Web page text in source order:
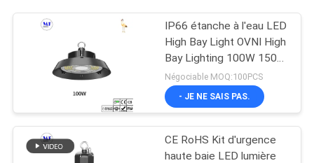
IP66 étanche à l'eau LED
High Bay Light OVNI High
Bay Lighting 100W 150W
200W 240W 300W
Négociable MOQ:100PCS
- JE NE SAIS PAS.
CE RoHS Kit d'urgence
haute baie LED lumière